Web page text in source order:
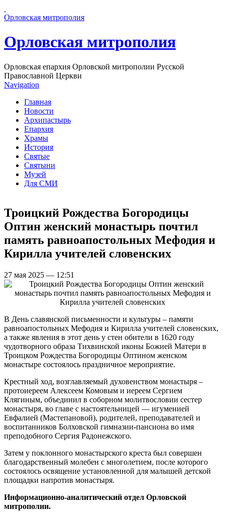
Орловская митрополия
Орловская митрополия
Орловская епархия Орловской митрополии Русской
Православной Церкви
Navigation
Главная
Новости
Архипастырь
Епархия
Храмы
История
Святые
Святыни
Музей
Для СМИ
Троицкий Рождества Богородицы
Оптин женский монастырь почтил
память равноапостольных Мефодия и
Кирилла учителей словенских
27 мая 2025 — 12:51
В День славянской письменности и культуры – памяти
равноапостольных Мефодия и Кирилла учителей словенских,
а также явления в этот день у стен обители в 1620 году
чудотворного образа Тихвинской иконы Божией Матери в
Троицком Рождества Богородицы Оптином женском
монастыре состоялось праздничное мероприятие.
Крестный ход, возглавляемый духовенством монастыря –
протоиереем Алексеем Комовым и иереем Сергием
Клягиным, объединил в соборном молитвословии сестер
монастыря, во главе с настоятельницей — игуменией
Евфалией (Мастепановой), родителей, преподавателей и
воспитанников Болховской гимназии-пансиона во имя
преподобного Сергия Радонежского.
Затем у поклонного монастырского креста был совершен
благодарственный молебен с многолетием, после которого
состоялось освящение установленной для малышей детской
площадки напротив монастыря.
Информационно-аналитический отдел Орловской
митрополии.